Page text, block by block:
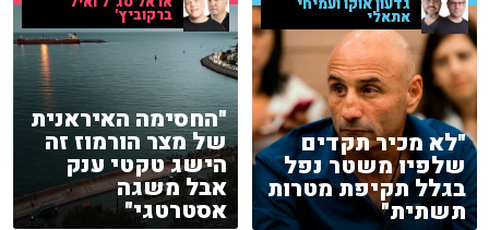
ברקוביץ'
"החסימה האיראנית
של מצר הורמוז זה
הישג טקטי ענק
אבל משגה
אסטרטגי"
אתאלי
"לא מכיר תקדים
שלפיו משטר נפל
בגלל תקיפת מטרות
תשתית"